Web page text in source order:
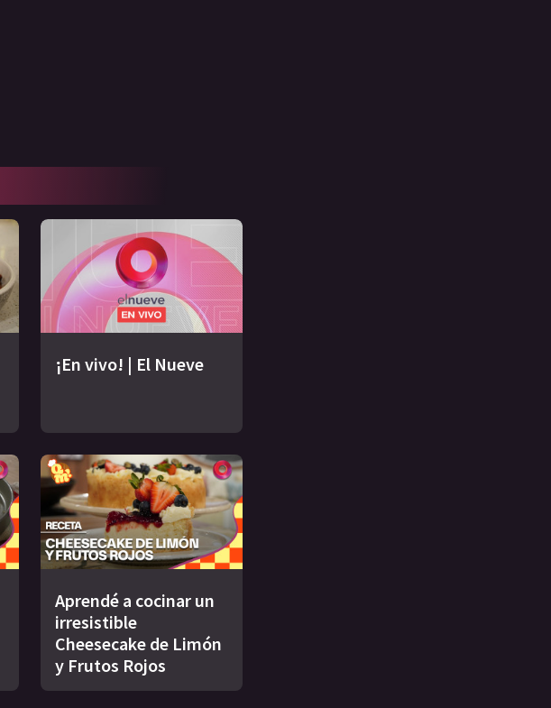
¡En vivo! | El Nueve
Aprendé a cocinar un
irresistible
Cheesecake de Limón
y Frutos Rojos